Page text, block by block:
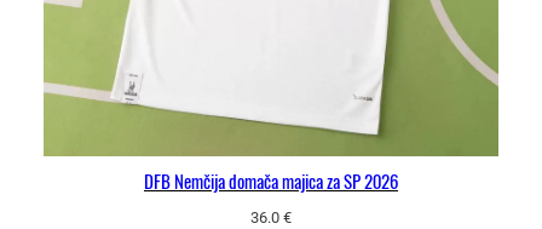
DFB Nemčija domača majica za SP 2026
36.0 €